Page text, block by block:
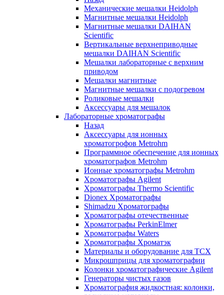
Механические мешалки Heidolph
Магнитные мешалки Heidolph
Магнитные мешалки DAIHAN
Scientific
Вертикальные верхнеприводные
мешалки DAIHAN Scientific
Мешалки лабораторные с верхним
приводом
Мешалки магнитные
Магнитные мешалки с подогревом
Роликовые мешалки
Аксессуары для мешалок
Лабораторные хроматографы
Назад
Аксессуары для ионных
хроматогрофов Metrohm
Программное обеспечение для ионных
хроматографов Metrohm
Ионные хроматографы Metrohm
Хроматографы Agilent
Хроматографы Thermo Scientific
Dionex Хроматографы
Shimadzu Хроматографы
Хроматографы отечественные
Хроматографы PerkinElmer
Хроматографы Waters
Хроматографы Хроматэк
Материалы и оборудование для ТСХ
Микрошприцы для хроматографии
Колонки хроматографические Agilent
Генераторы чистых газов
Хроматография жидкостная: колонки,